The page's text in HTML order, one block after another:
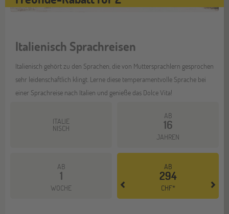
Italienisch Sprachreisen
Italienisch gehört zu den Sprachen, die von Muttersprachlern gesprochen
sehr leidenschaftlich klingt. Lerne diese temperamentvolle Sprache bei
einer Sprachreise nach Italien und genieße das Dolce Vita!
ITALIE
NISCH
AB
16
JAHREN
AB
1
WOCHE
AB
294
CHF*